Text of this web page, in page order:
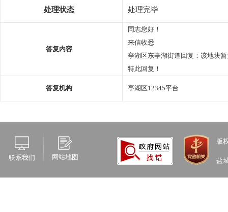
处理状态 处理完毕
答复内容
同志您好！
来信收悉
亭湖区东亭湖街道回复：该地块
特此回复！
答复机构 亭湖区12345平台
联系我们 网站地图
版
盐